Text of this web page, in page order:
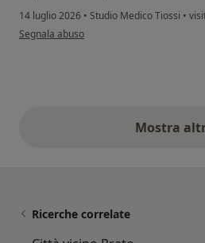
14 luglio 2026 • Studio Medico Tiossi •
secondo l'opinione dell'utente DL
Segnala abuso
Mostra
Ricerche correlate